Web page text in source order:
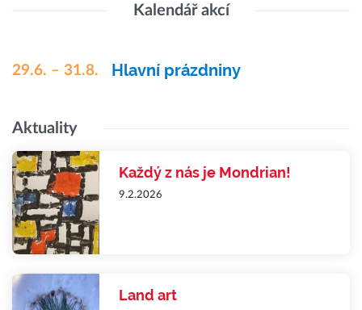
Kalendář akcí
29.6. – 31.8. Hlavní prázdniny
Aktuality
Každý z nás je Mondrian!
9.2.2026
Land art